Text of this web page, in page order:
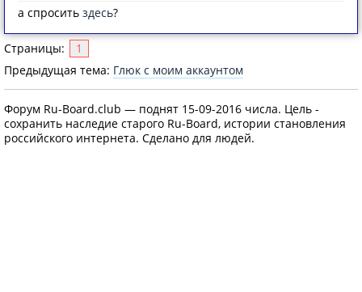
а спросить здесь?
Страницы:
1
Предыдущая тема: Глюк с моим аккаунтом
Форум Ru-Board.club — поднят 15-09-2016 числа. Цель -
сохранить наследие старого Ru-Board, истории становления
российского интернета. Сделано для людей.